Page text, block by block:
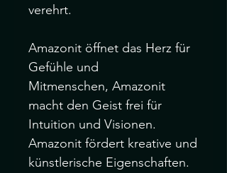
verehrt.
Amazonit öffnet das Herz für
Gefühle und
Mitmenschen, Amazonit
macht den Geist frei für
Intuition und Visionen.
Amazonit fördert kreative und
künstlerische Eigenschaften.